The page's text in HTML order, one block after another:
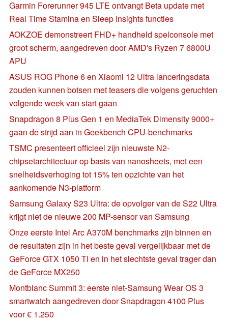
Garmin Forerunner 945 LTE ontvangt Beta update met
Real Time Stamina en Sleep Insights functies
AOKZOE demonstreert FHD+ handheld spelconsole met
groot scherm, aangedreven door AMD's Ryzen 7 6800U
APU
ASUS ROG Phone 6 en Xiaomi 12 Ultra lanceringsdata
zouden kunnen botsen met teasers die volgens geruchten
volgende week van start gaan
Snapdragon 8 Plus Gen 1 en MediaTek Dimensity 9000+
gaan de strijd aan in Geekbench CPU-benchmarks
TSMC presenteert officieel zijn nieuwste N2-
chipsetarchitectuur op basis van nanosheets, met een
snelheidsverhoging tot 15% ten opzichte van het
aankomende N3-platform
Samsung Galaxy S23 Ultra: de opvolger van de S22 Ultra
krijgt niet de nieuwe 200 MP-sensor van Samsung
Onze eerste Intel Arc A370M benchmarks zijn binnen en
de resultaten zijn in het beste geval vergelijkbaar met de
GeForce GTX 1050 Ti en in het slechtste geval trager dan
de GeForce MX250
Montblanc Summit 3: eerste niet-Samsung Wear OS 3
smartwatch aangedreven door Snapdragon 4100 Plus
voor € 1.250